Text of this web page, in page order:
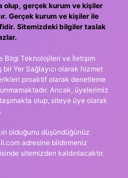
olup, gerçek kurum ve kişiler
Gerçek kurum ve kişiler ile
Sitemizdeki bilgiler taslak
Bilgi Teknolojileri ve İletişim
bir Yer Sağlayıcı olarak hizmet
proaktif olarak denetleme
Ancak, üyelerimiz
olup, siteye üye olarak
olduğunu düşündüğünüz
adresine bildirmeniz
sitemizden kaldırılacaktır.